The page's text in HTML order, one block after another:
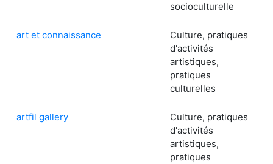
socioculturelle
art et connaissance
Culture, pratiques
d'activités
artistiques,
pratiques
culturelles
artfil gallery
Culture, pratiques
d'activités
artistiques,
pratiques